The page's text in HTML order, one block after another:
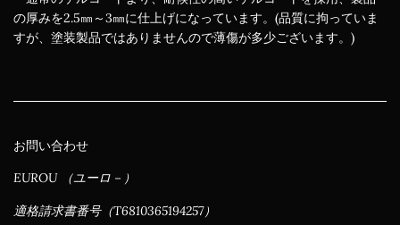
の厚みを2.5㎜～3㎜に仕上げになっています。(品質に拘っていま
すが、塗装製品ではありませんので薄傷が多少ございます。)
お問い合わせ
EUROU （ユーロ－）
適格請求書番号（T6810365194257）